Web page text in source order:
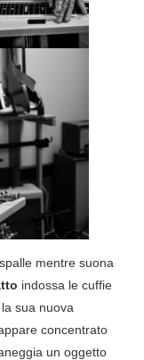
mentre suona
indossa le cuffie
sua nuova
concentrato
un oggetto